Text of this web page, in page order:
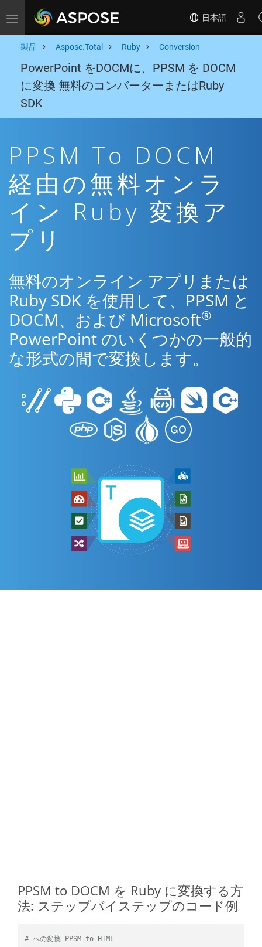
Toggle navigation 日本語
製品 Aspose.Total Ruby Conversion
PowerPoint をDOCMに、PPSM を DOCM
に変換 無料のコンバーターまたはRuby
SDK
PPSM To DOCM
経由の無料オンラ
イン Ruby 変換ア
プリ
無料のオンライン アプリまたは
Ruby SDK を使用して、PPSM と
DOCM、および Microsoft®
PowerPoint のいくつかの一般的
な形式の間で変換します。
PPSM to DOCM を Ruby に変換する方
法: ステップバイステップのコード例
# への変換 PPSM to HTML